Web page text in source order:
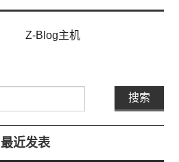
Z-Blog主机
最近发表